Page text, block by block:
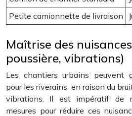
Petite camionnette de livraison
Maîtrise des
poussière, vibrations)
Les chantiers urbains peuvent
pour les riverains, en raison du
vibrations. Il est impératif de
mesures pour réduire ces